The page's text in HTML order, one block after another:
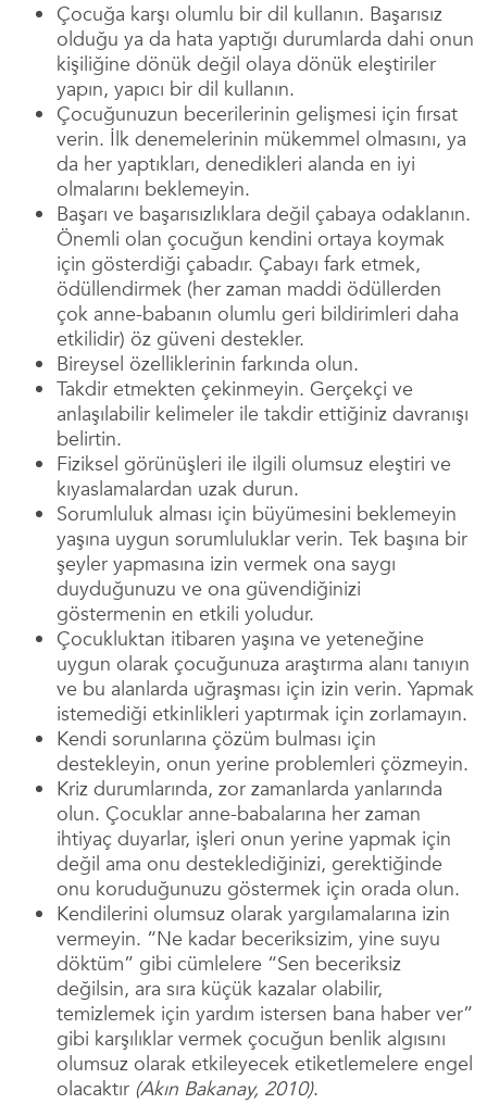
Çocuğa karşı olumlu bir dil kullanın. Başarısız
olduğu ya da hata yaptığı durumlarda dahi onun
kişiliğine dönük değil olaya dönük eleştiriler
yapın, yapıcı bir dil kullanın.
Çocuğunuzun becerilerinin gelişmesi için fırsat
verin. İlk denemelerinin mükemmel olmasını, ya
da her yaptıkları, denedikleri alanda en iyi
olmalarını beklemeyin.
Başarı ve başarısızlıklara değil çabaya odaklanın.
Önemli olan çocuğun kendini ortaya koymak
için gösterdiği çabadır. Çabayı fark etmek,
ödüllendirmek (her zaman maddi ödüllerden
çok anne-babanın olumlu geri bildirimleri daha
etkilidir) öz güveni destekler.
Bireysel özelliklerinin farkında olun.
Takdir etmekten çekinmeyin. Gerçekçi ve
anlaşılabilir kelimeler ile takdir ettiğiniz davranışı
belirtin.
Fiziksel görünüşleri ile ilgili olumsuz eleştiri ve
kıyaslamalardan uzak durun.
Sorumluluk alması için büyümesini beklemeyin
yaşına uygun sorumluluklar verin. Tek başına bir
şeyler yapmasına izin vermek ona saygı
duyduğunuzu ve ona güvendiğinizi
göstermenin en etkili yoludur.
Çocukluktan itibaren yaşına ve yeteneğine
uygun olarak çocuğunuza araştırma alanı tanıyın
ve bu alanlarda uğraşması için izin verin. Yapmak
istemediği etkinlikleri yaptırmak için zorlamayın.
Kendi sorunlarına çözüm bulması için
destekleyin, onun yerine problemleri çözmeyin.
Kriz durumlarında, zor zamanlarda yanlarında
olun. Çocuklar anne-babalarına her zaman
ihtiyaç duyarlar, işleri onun yerine yapmak için
değil ama onu desteklediğinizi, gerektiğinde
onu koruduğunuzu göstermek için orada olun.
Kendilerini olumsuz olarak yargılamalarına izin
vermeyin. “Ne kadar beceriksizim, yine suyu
döktüm” gibi cümlelere “Sen beceriksiz
değilsin, ara sıra küçük kazalar olabilir,
temizlemek için yardım istersen bana haber ver”
gibi karşılıklar vermek çocuğun benlik algısını
olumsuz olarak etkileyecek etiketlemelere engel
olacaktır (Akın Bakanay, 2010).